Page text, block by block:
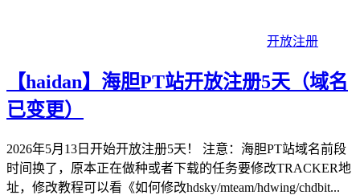
开放注册
【haidan】海胆PT站开放注册5天（域名
已变更）
2026年5月13日开始开放注册5天！ 注意：海胆PT站域名前段
时间换了，原本正在做种或者下载的任务要修改TRACKER地
址，修改教程可以看《如何修改hdsky/mteam/hdwing/chdbit...